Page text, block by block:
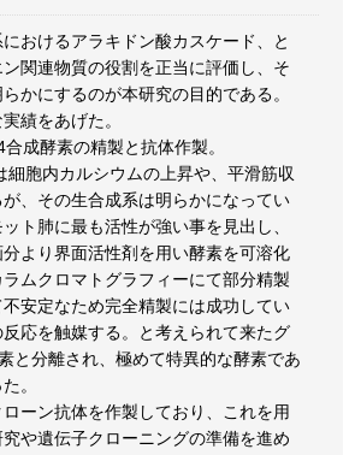
おけるアラキドン酸カスケード、と
関連物質の役割を正当に評価し、そ
かにするのが本研究の目的である。
績をあげた。
成酵素の精製と抗体作製。
細胞内カルシウムの上昇や、平滑筋収
、その生合成系は明らかになってい
ト肺に最も活性が強い事を見出し、
より界面活性剤を用い酵素を可溶化
ムクロマトグラフィーにて部分精製
安定なため完全精製には成功してい
応を触媒する。と考えられて来たグ
と分離され、極めて特異的な酵素であ
。
ーン抗体を作製しており、これを用
や遺伝子クローニングの準備を進め